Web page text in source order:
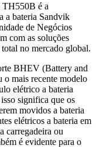
TH550B é a
a bateria Sandvik
de Negócios
com as soluções
no mercado global.
BHEV (Battery and
mais recente modelo
elétrico a bateria
significa que os
movidos a bateria
elétricos a bateria em
carregadeira ou
é evidente para o